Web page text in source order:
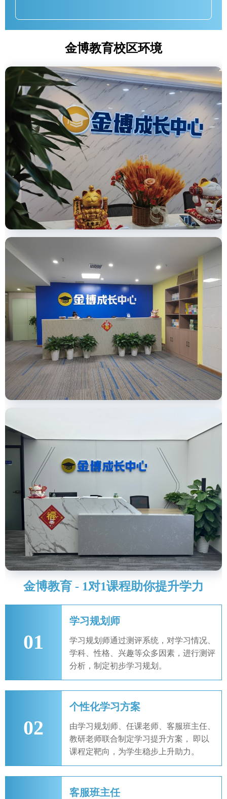
金博教育校区环境
金博教育 - 1对1课程助你提升学力
01
学习规划师
学习规划师通过测评系统，对学习情况、
学科、性格、兴趣等众多因素，进行测评
分析，制定初步学习规划。
02
个性化学习方案
由学习规划师、任课老师、客服班主任、
教研老师联合制定学习提升方案， 即以
课程定靶向，为学生稳步上升助力。
客服班主任